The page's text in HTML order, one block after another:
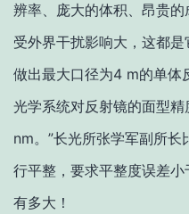
辨率、庞大的体积、昂贵
受外界干扰影响大，这都
做出最大口径为4 m的单体
光学系统对反射镜的面型
nm。”长光所张学军副所
行平整，要求平整度误差
有多大！